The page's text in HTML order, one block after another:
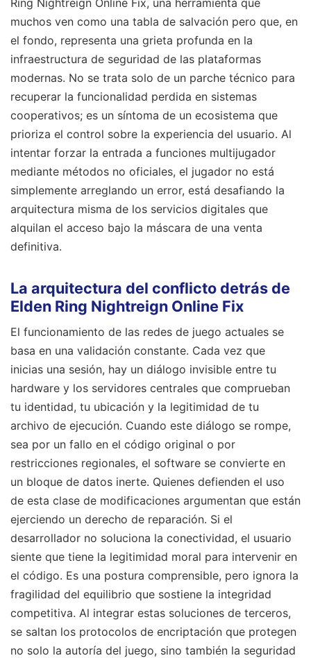
Ring Nightreign Online Fix, una herramienta que
muchos ven como una tabla de salvación pero que, en
el fondo, representa una grieta profunda en la
infraestructura de seguridad de las plataformas
modernas. No se trata solo de un parche técnico para
recuperar la funcionalidad perdida en sistemas
cooperativos; es un síntoma de un ecosistema que
prioriza el control sobre la experiencia del usuario. Al
intentar forzar la entrada a funciones multijugador
mediante métodos no oficiales, el jugador no está
simplemente arreglando un error, está desafiando la
arquitectura misma de los servicios digitales que
alquilan el acceso bajo la máscara de una venta
definitiva.
La arquitectura del conflicto detrás de
Elden Ring Nightreign Online Fix
El funcionamiento de las redes de juego actuales se
basa en una validación constante. Cada vez que
inicias una sesión, hay un diálogo invisible entre tu
hardware y los servidores centrales que comprueban
tu identidad, tu ubicación y la legitimidad de tu
archivo de ejecución. Cuando este diálogo se rompe,
sea por un fallo en el código original o por
restricciones regionales, el software se convierte en
un bloque de datos inerte. Quienes defienden el uso
de esta clase de modificaciones argumentan que están
ejerciendo un derecho de reparación. Si el
desarrollador no soluciona la conectividad, el usuario
siente que tiene la legitimidad moral para intervenir en
el código. Es una postura comprensible, pero ignora la
fragilidad del equilibrio que sostiene la integridad
competitiva. Al integrar estas soluciones de terceros,
se saltan los protocolos de encriptación que protegen
no solo la autoría del juego, sino también la seguridad